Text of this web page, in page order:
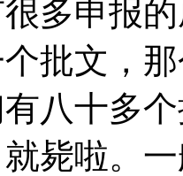
多申报
批文，
八十多
毙啦。